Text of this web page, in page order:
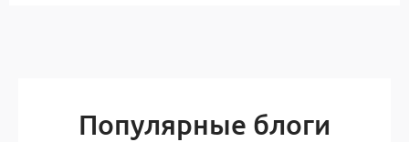
Популярные блоги